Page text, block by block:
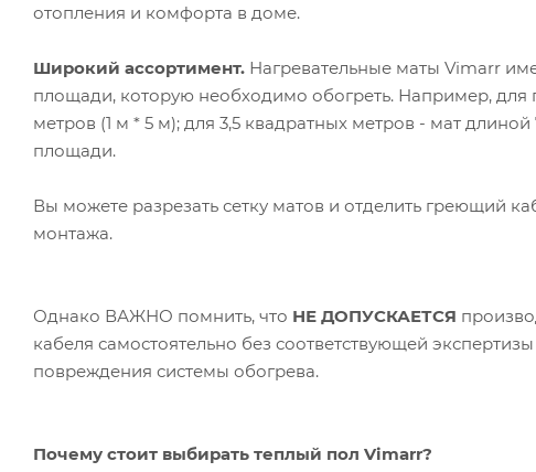
отопления и комфорта в доме.
Широкий ассортимент. Нагревательные маты Vimarr
площади, которую необходимо обогреть. Например,
метров (1 м * 5 м); для 3,5 квадратных метров - мат
площади.
Вы можете разрезать сетку матов и отделить греющий
монтажа.
Однако ВАЖНО помнить, что НЕ ДОПУСКАЕТСЯ
кабеля самостоятельно без соответствующей
повреждения системы обогрева.
Почему стоит выбирать теплый пол Vimarr?